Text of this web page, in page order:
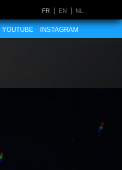
FR EN NL
YOUTUBE INSTAGRAM